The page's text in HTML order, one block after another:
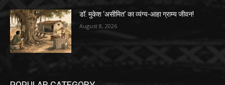
डॉ. मुकेश ‘असीमित’ का व्यंग्य-आहा ग्राम्य जीवन!
August 8, 2026